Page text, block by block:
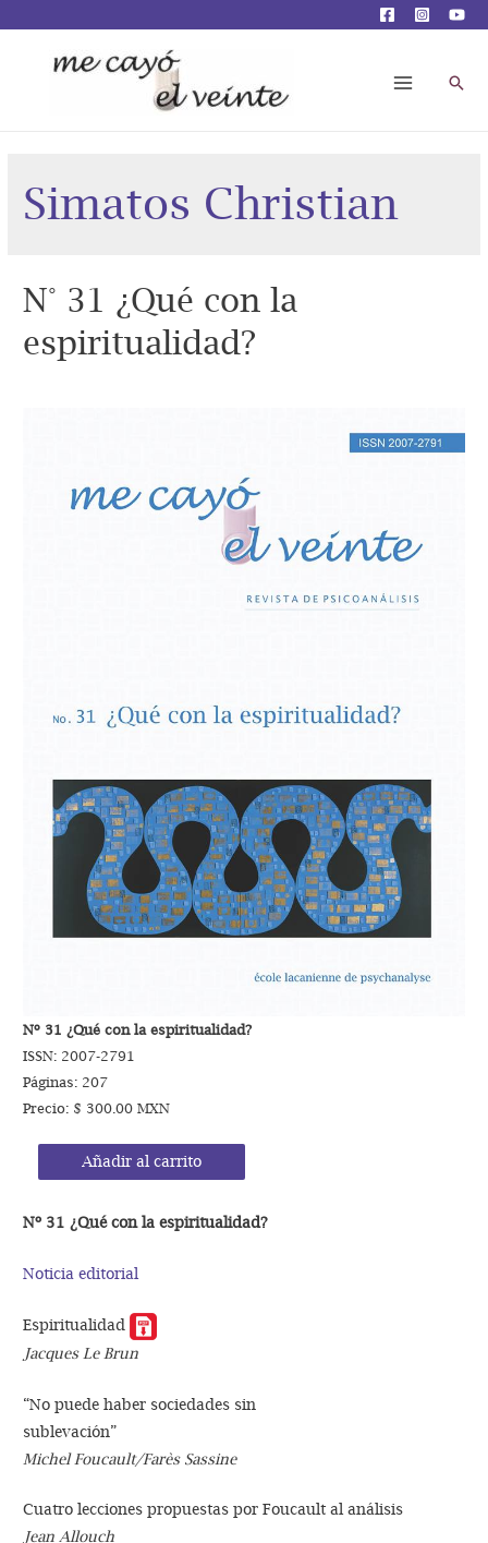
Simatos Christian
N° 31 ¿Qué con la
espiritualidad?
Nº 31 ¿Qué con la espiritualidad?
ISSN: 2007-2791
Páginas: 207
Precio: $ 300.00 MXN
Añadir al carrito
Nº 31 ¿Qué con la espiritualidad?
Noticia editorial
Espiritualidad
Jacques Le Brun
“No puede haber sociedades sin
sublevación”
Michel Foucault/Farès Sassine
Cuatro lecciones propuestas por Foucault al análisis
Jean Allouch